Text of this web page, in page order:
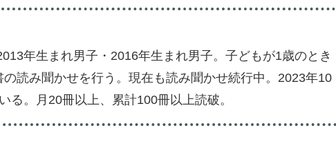
年生まれ男子・2016年生まれ男子。子どもが1歳のとき
読み聞かせを行う。現在も読み聞かせ続行中。2023年10
る。月20冊以上、累計100冊以上読破。